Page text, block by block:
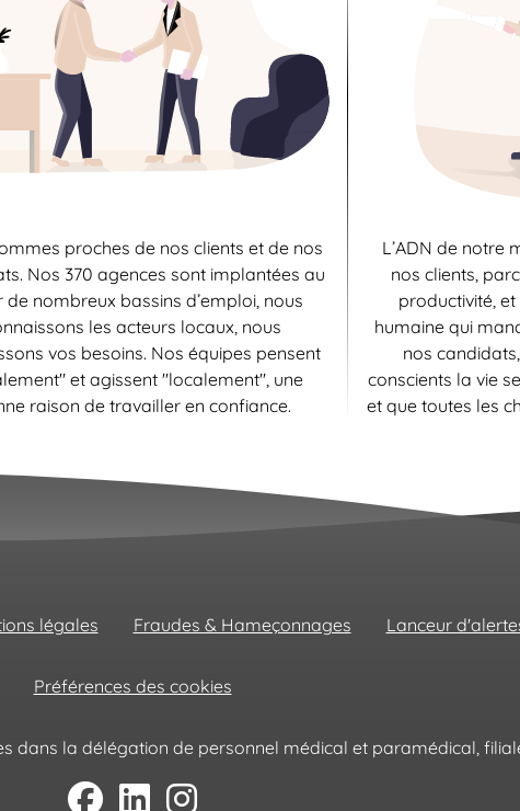
proches de nos clients et de nos
Nos 370 agences sont implantées au
nombreux bassins d’emploi, nous
les acteurs locaux, nous
vos besoins. Nos équipes pensent
et agissent "localement", une
raison de travailler en confiance.
L’ADN de notre
nos clients,
productivité,
humaine qui
nos
conscients la vie
et que toutes les
légales Fraudes & Hameçonnages Lanceur
Préférences des cookies
dans la délégation de personnel médical et paramédical,